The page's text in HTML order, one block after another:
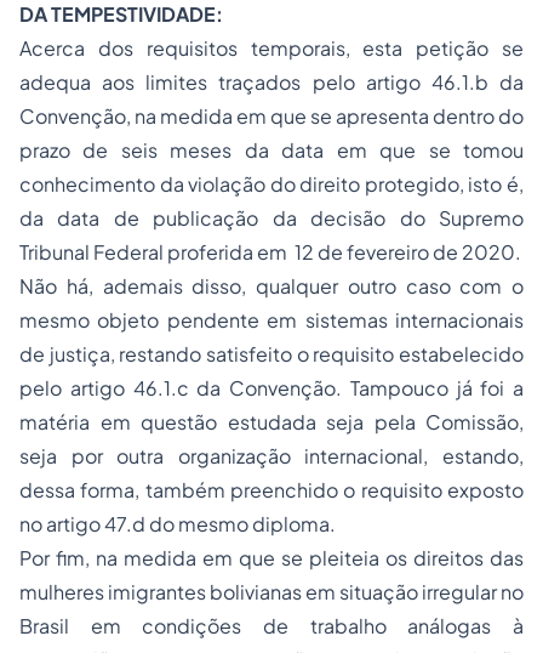
DA TEMPESTIVIDADE:
Acerca dos requisitos temporais, esta petição se
adequa aos limites traçados pelo artigo 46.1.b da
Convenção, na medida em que se apresenta dentro do
prazo de seis meses da data em que se tomou
conhecimento da violação do direito protegido, isto é,
da data de publicação da decisão do Supremo
Tribunal Federal proferida em 12 de fevereiro de 2020.
Não há, ademais disso, qualquer outro caso com o
mesmo objeto pendente em sistemas internacionais
de justiça, restando satisfeito o requisito estabelecido
pelo artigo 46.1.c da Convenção. Tampouco já foi a
matéria em questão estudada seja pela Comissão,
seja por outra organização internacional, estando,
dessa forma, também preenchido o requisito exposto
no artigo 47.d do mesmo diploma.
Por fim, na medida em que se pleiteia os direitos das
mulheres imigrantes bolivianas em situação irregular no
Brasil em condições de trabalho análogas à